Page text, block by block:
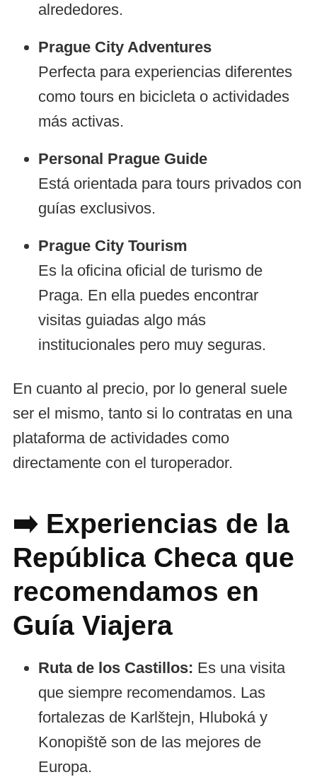
alrededores.
Prague City Adventures
Perfecta para experiencias diferentes
como tours en bicicleta o actividades
más activas.
Personal Prague Guide
Está orientada para tours privados con
guías exclusivos.
Prague City Tourism
Es la oficina oficial de turismo de
Praga. En ella puedes encontrar
visitas guiadas algo más
institucionales pero muy seguras.
En cuanto al precio, por lo general suele
ser el mismo, tanto si lo contratas en una
plataforma de actividades como
directamente con el turoperador.
➡️ Experiencias de la
República Checa que
recomendamos en
Guía Viajera
Ruta de los Castillos: Es una visita
que siempre recomendamos. Las
fortalezas de Karlštejn, Hluboká y
Konopiště son de las mejores de
Europa.